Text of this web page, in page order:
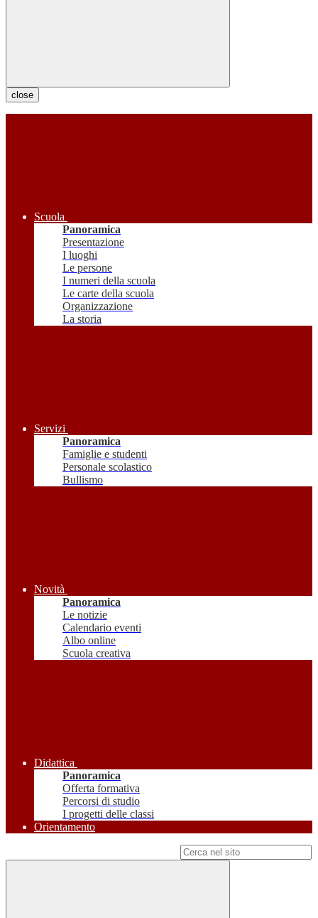
close
Scuola
Panoramica
Presentazione
I luoghi
Le persone
I numeri della scuola
Le carte della scuola
Organizzazione
La storia
Servizi
Panoramica
Famiglie e studenti
Personale scolastico
Bullismo
Novità
Panoramica
Le notizie
Calendario eventi
Albo online
Scuola creativa
Didattica
Panoramica
Offerta formativa
Percorsi di studio
I progetti delle classi
Orientamento